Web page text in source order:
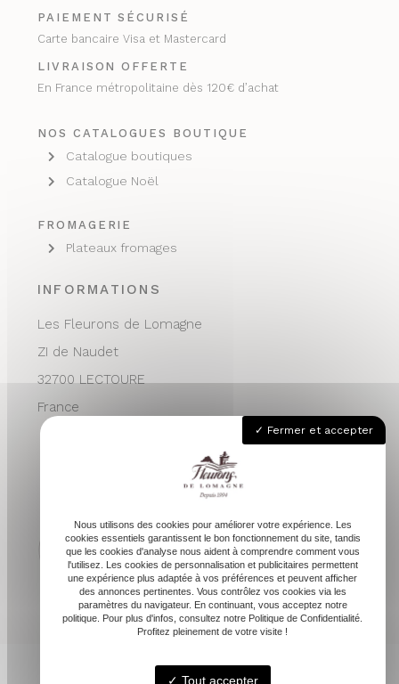
INFORMATIONS
Les Fleurons de Lomagne
ZI de Naudet
32700 LECTOURE
France
contactvpc@fleuronsdelomagne.com
Depuis 1994
PAIEMENT SÉCURISÉ
Carte bancaire Visa et Mastercard
LIVRAISON OFFERTE
En France métropolitaine dès 120€ d’achat
NOS CATALOGUES BOUTIQUE
Catalogue boutiques
Catalogue Noël
FROMAGERIE
Plateaux fromages
Fermer et accepter
Nous utilisons des cookies pour améliorer votre expérience. Les
cookies essentiels garantissent le bon fonctionnement du site, tandis
que les cookies d'analyse nous aident à comprendre comment vous
l'utilisez. Les cookies de personnalisation et publicitaires permettent
une expérience plus adaptée à vos préférences et peuvent afficher
des annonces pertinentes. Vous contrôlez vos cookies via les
paramètres du navigateur. En continuant, vous acceptez notre
politique. Pour plus d'infos, consultez notre Politique de Confidentialité.
Profitez pleinement de votre visite !
Tout accepter